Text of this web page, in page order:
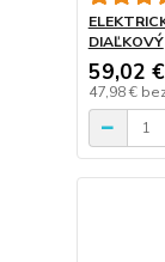
DIAĽKOVÝ
59,02 €
47,98 €